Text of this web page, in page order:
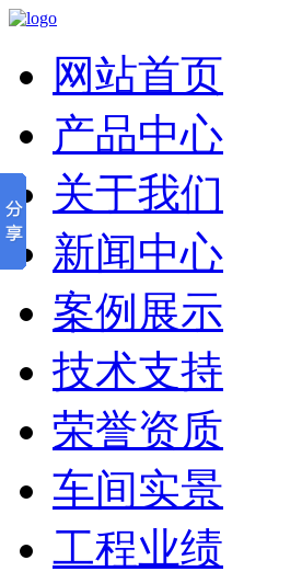
网站首页
产品中心
关于我们
新闻中心
案例展示
技术支持
荣誉资质
车间实景
工程业绩